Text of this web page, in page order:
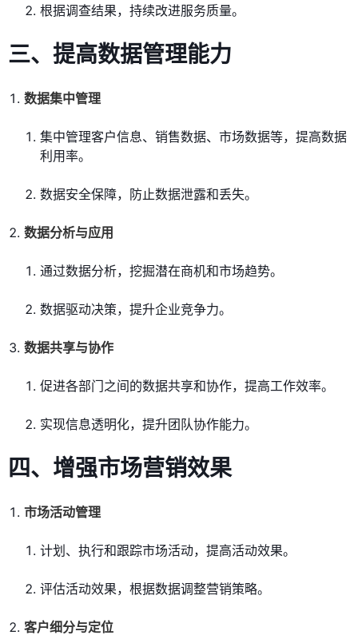
根据调查结果，持续改进服务质量。
三、提高数据管理能力
数据集中管理
集中管理客户信息、销售数据、市场数据等，提高数据
利用率。
数据安全保障，防止数据泄露和丢失。
数据分析与应用
通过数据分析，挖掘潜在商机和市场趋势。
数据驱动决策，提升企业竞争力。
数据共享与协作
促进各部门之间的数据共享和协作，提高工作效率。
实现信息透明化，提升团队协作能力。
四、增强市场营销效果
市场活动管理
计划、执行和跟踪市场活动，提高活动效果。
评估活动效果，根据数据调整营销策略。
客户细分与定位